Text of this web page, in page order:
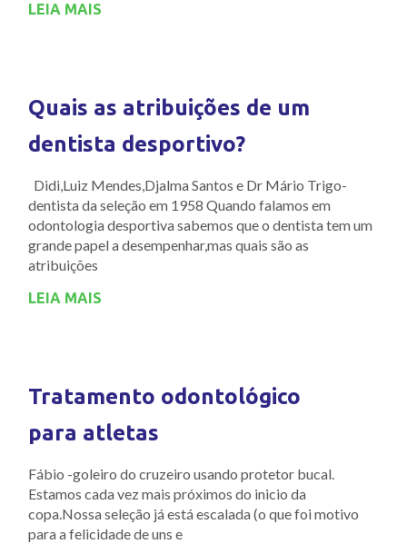
LEIA MAIS
Quais as atribuições de um
dentista desportivo?
Didi,Luiz Mendes,Djalma Santos e Dr Mário Trigo-
dentista da seleção em 1958 Quando falamos em
odontologia desportiva sabemos que o dentista tem um
grande papel a desempenhar,mas quais são as
atribuições
LEIA MAIS
Tratamento odontológico
para atletas
Fábio -goleiro do cruzeiro usando protetor bucal.
Estamos cada vez mais próximos do inicio da
copa.Nossa seleção já está escalada (o que foi motivo
para a felicidade de uns e